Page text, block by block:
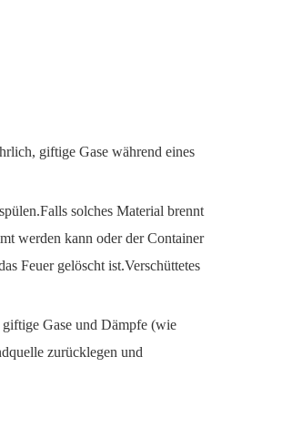
giftige Gase während eines
solches Material brennt
werden kann oder der Container
Feuer gelöscht ist.Verschüttetes
Gase und Dämpfe (wie
zurücklegen und